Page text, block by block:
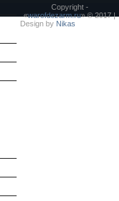
Copyright -
«warofdezarm.ru» © 2017 |
Design by Nikas